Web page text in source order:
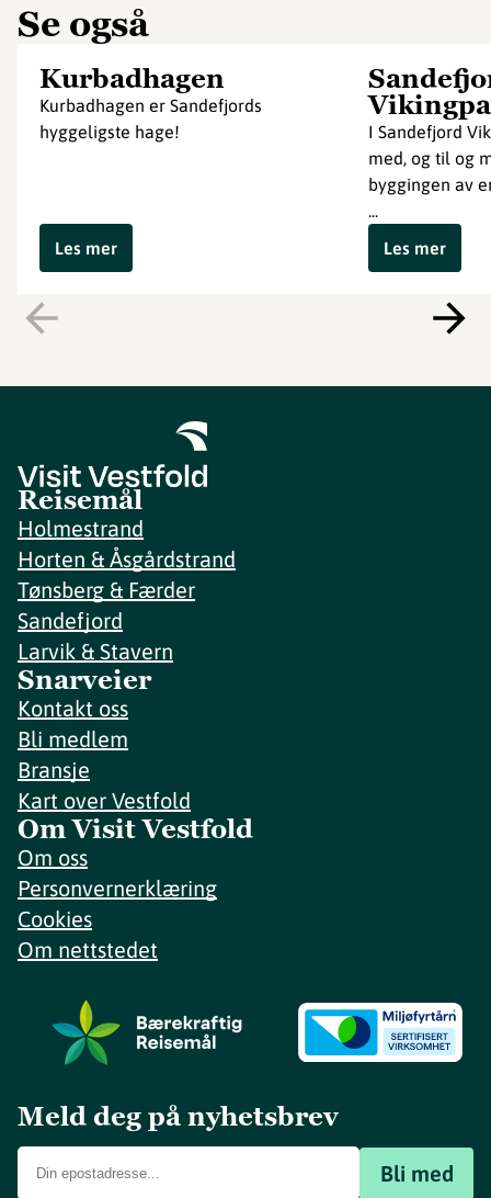
Se også
Kurbadhagen
Kurbadhagen er Sandefjords
hyggeligste hage!
Les mer
I Sandefjord
med, og til og
byggingen av
...
Les mer
Reisemål
Holmestrand
Horten & Åsgårdstrand
Tønsberg & Færder
Sandefjord
Larvik & Stavern
Snarveier
Kontakt oss
Bli medlem
Bransje
Kart over Vestfold
Om Visit Vestfold
Om oss
Personvernerklæring
Cookies
Om nettstedet
Meld deg på nyhetsbrev
Bli med